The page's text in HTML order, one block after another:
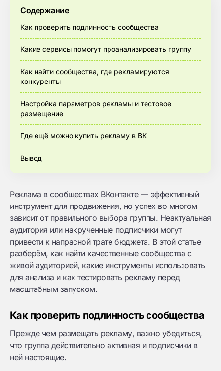
Содержание
Как проверить подлинность сообщества
Какие сервисы помогут проанализировать группу
Как найти сообщества, где рекламируются
конкуренты
Настройка параметров рекламы и тестовое
размещение
Где ещё можно купить рекламу в ВК
Вывод
Реклама в сообществах ВКонтакте — эффективный
инструмент для продвижения, но успех во многом
зависит от правильного выбора группы. Неактуальная
аудитория или накрученные подписчики могут
привести к напрасной трате бюджета. В этой статье
разберём, как найти качественные сообщества с
живой аудиторией, какие инструменты использовать
для анализа и как тестировать рекламу перед
масштабным запуском.
Как проверить подлинность сообщества
Прежде чем размещать рекламу, важно убедиться,
что группа действительно активная и подписчики в
ней настоящие.